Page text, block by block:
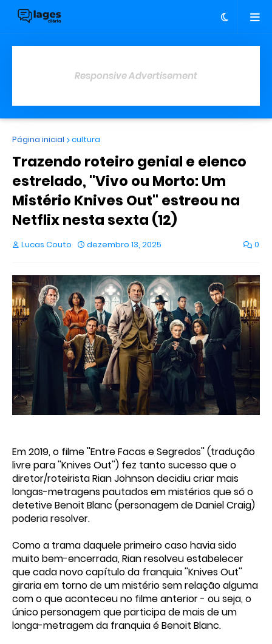
Responsive Advertisement
Página inicial cultura
Trazendo roteiro genial e elenco
estrelado, ''Vivo ou Morto: Um
Mistério Knives Out'' estreou na
Netflix nesta sexta (12)
Lucas Couto dezembro 13, 2025 0
Em 2019, o filme ''Entre Facas e Segredos'' (tradução
livre para ''Knives Out'') fez tanto sucesso que o
diretor/roteirista Rian Johnson decidiu criar mais
longas-metragens pautados em mistérios que só o
detetive Benoit Blanc (personagem de Daniel Craig)
poderia resolver.
Como a trama daquele primeiro caso havia sido
muito bem-encerrada, Rian resolveu estabelecer
que cada novo capítulo da franquia ''Knives Out''
giraria em torno de um mistério sem relação alguma
com o que aconteceu no filme anterior - ou seja, o
único personagem que participa de mais de um
longa-metragem da franquia é Benoit Blanc.